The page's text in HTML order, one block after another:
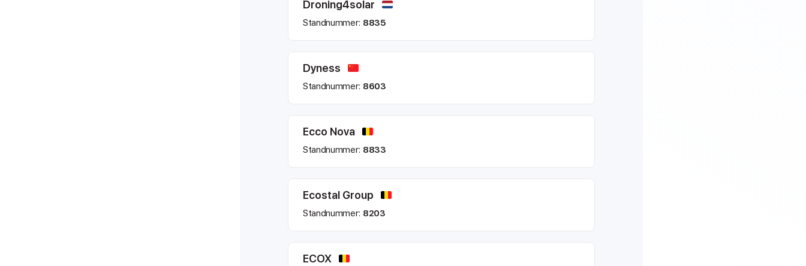
Droning4solar
Standnummer: 8835
Dyness
Standnummer: 8603
Ecco Nova
Standnummer: 8833
Ecostal Group
Standnummer: 8203
ECOX